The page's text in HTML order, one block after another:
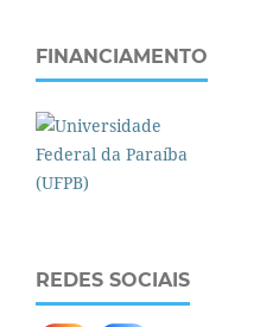
FINANCIAMENTO
REDES SOCIAIS